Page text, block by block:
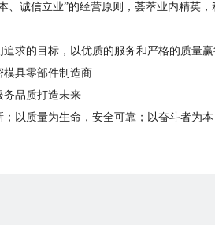
、诚信立业”的经营原则，荟萃业内精英
求的目标，以优质的服务和严格的质量
模具零部件制造商
务品质打造未来
以质量为生命，安全可靠；以奋斗者为本
持着客户满意的宗旨，创翔正为建立了
多元化的规模经营步伐，与客户同进步